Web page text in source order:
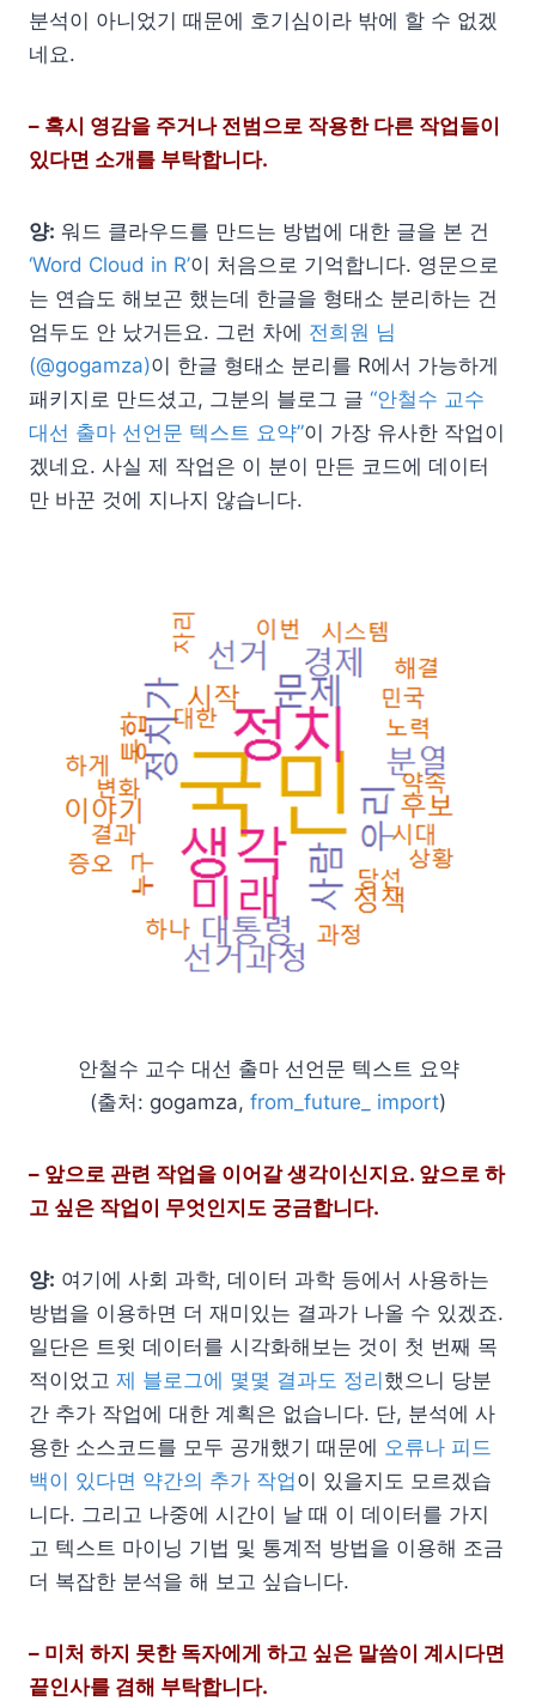
분석이 아니었기 때문에 호기심이라 밖에 할 수 없겠
네요.
– 혹시 영감을 주거나 전범으로 작용한 다른 작업들이
있다면 소개를 부탁합니다.
양: 워드 클라우드를 만드는 방법에 대한 글을 본 건
‘Word Cloud in R’이 처음으로 기억합니다. 영문으로
는 연습도 해보곤 했는데 한글을 형태소 분리하는 건
엄두도 안 났거든요. 그런 차에 전희원 님
(@gogamza)이 한글 형태소 분리를 R에서 가능하게
패키지로 만드셨고, 그분의 블로그 글 “안철수 교수
대선 출마 선언문 텍스트 요약”이 가장 유사한 작업이
겠네요. 사실 제 작업은 이 분이 만든 코드에 데이터
만 바꾼 것에 지나지 않습니다.
안철수 교수 대선 출마 선언문 텍스트 요약
(출처: gogamza, from_future_ import)
– 앞으로 관련 작업을 이어갈 생각이신지요. 앞으로 하
고 싶은 작업이 무엇인지도 궁금합니다.
양: 여기에 사회 과학, 데이터 과학 등에서 사용하는
방법을 이용하면 더 재미있는 결과가 나올 수 있겠죠.
일단은 트윗 데이터를 시각화해보는 것이 첫 번째 목
적이었고 제 블로그에 몇몇 결과도 정리했으니 당분
간 추가 작업에 대한 계획은 없습니다. 단, 분석에 사
용한 소스코드를 모두 공개했기 때문에 오류나 피드
백이 있다면 약간의 추가 작업이 있을지도 모르겠습
니다. 그리고 나중에 시간이 날 때 이 데이터를 가지
고 텍스트 마이닝 기법 및 통계적 방법을 이용해 조금
더 복잡한 분석을 해 보고 싶습니다.
– 미처 하지 못한 독자에게 하고 싶은 말씀이 계시다면
끝인사를 겸해 부탁합니다.